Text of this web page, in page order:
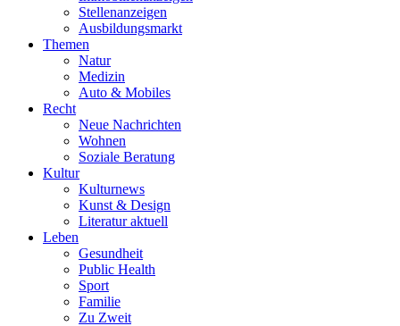
Stellenanzeigen
Ausbildungsmarkt
Themen
Natur
Medizin
Auto & Mobiles
Recht
Neue Nachrichten
Wohnen
Soziale Beratung
Kultur
Kulturnews
Kunst & Design
Literatur aktuell
Leben
Gesundheit
Public Health
Sport
Familie
Zu Zweit